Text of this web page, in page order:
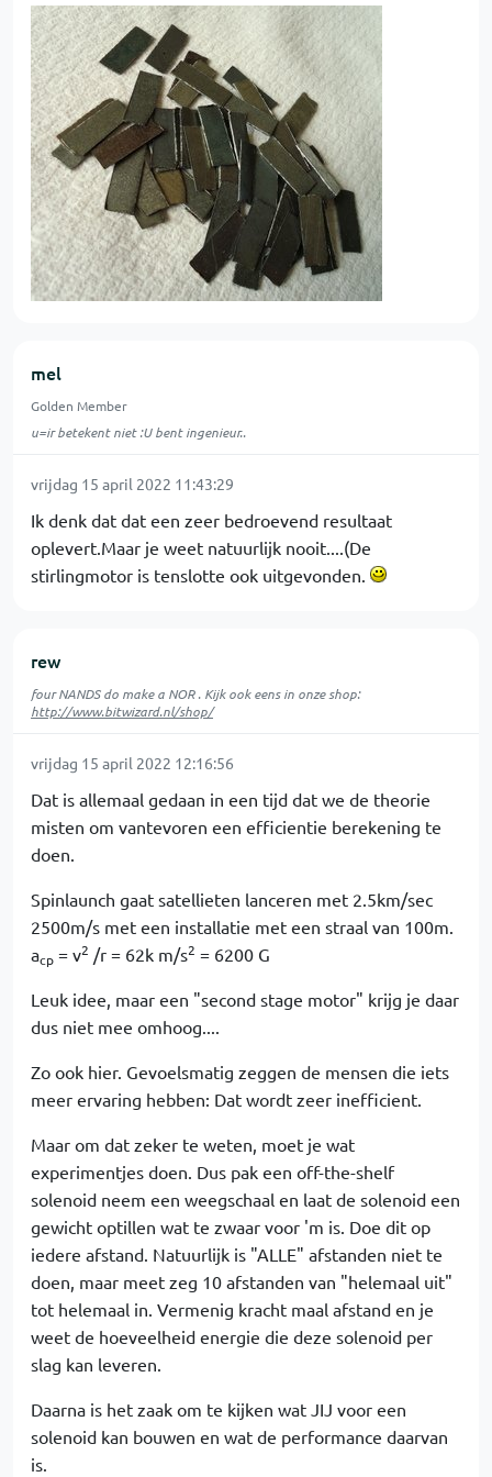
mel
Golden Member
u=ir betekent niet :U bent ingenieur..
vrijdag 15 april 2022 11:43:29
Ik denk dat dat een zeer bedroevend resultaat
oplevert.Maar je weet natuurlijk nooit....(De
stirlingmotor is tenslotte ook uitgevonden.
rew
four NANDS do make a NOR . Kijk ook eens in onze shop:
http://www.bitwizard.nl/shop/
vrijdag 15 april 2022 12:16:56
Dat is allemaal gedaan in een tijd dat we de theorie
misten om vantevoren een efficientie berekening te
doen.
Spinlaunch gaat satellieten lanceren met 2.5km/sec
2500m/s met een installatie met een straal van 100m.
acp = v2 /r = 62k m/s2 = 6200 G
Leuk idee, maar een "second stage motor" krijg je daar
dus niet mee omhoog....
Zo ook hier. Gevoelsmatig zeggen de mensen die iets
meer ervaring hebben: Dat wordt zeer inefficient.
Maar om dat zeker te weten, moet je wat
experimentjes doen. Dus pak een off-the-shelf
solenoid neem een weegschaal en laat de solenoid een
gewicht optillen wat te zwaar voor 'm is. Doe dit op
iedere afstand. Natuurlijk is "ALLE" afstanden niet te
doen, maar meet zeg 10 afstanden van "helemaal uit"
tot helemaal in. Vermenig kracht maal afstand en je
weet de hoeveelheid energie die deze solenoid per
slag kan leveren.
Daarna is het zaak om te kijken wat JIJ voor een
solenoid kan bouwen en wat de performance daarvan
is.